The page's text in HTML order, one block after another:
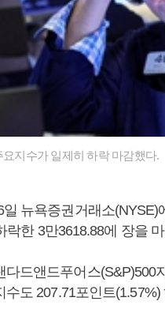
지수가 일제히 하락 마감했다.
뉴욕증권거래소
락한 3만3618.88에 장을
다드앤드푸어스(S&P)500
수도 207.71포인트